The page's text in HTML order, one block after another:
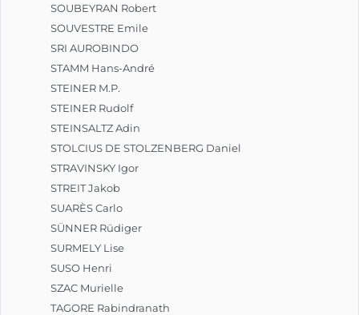
SOUBEYRAN Robert
SOUVESTRE Emile
SRI AUROBINDO
STAMM Hans-André
STEINER M.P.
STEINER Rudolf
STEINSALTZ Adin
STOLCIUS DE STOLZENBERG Daniel
STRAVINSKY Igor
STREIT Jakob
SUARÈS Carlo
SÜNNER Rüdiger
SURMELY Lise
SUSO Henri
SZAC Murielle
TAGORE Rabindranath